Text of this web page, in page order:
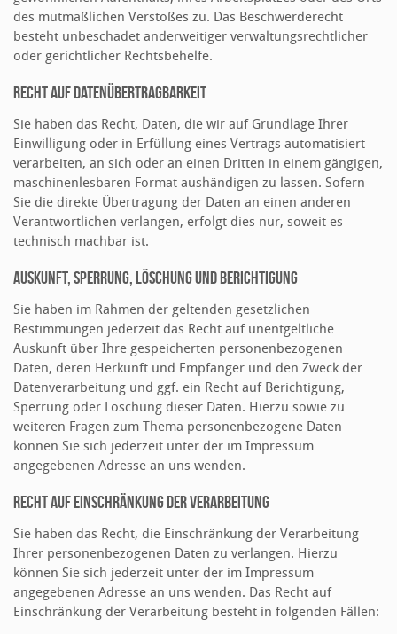
des mutmaßlichen Verstoßes zu. Das Beschwerderecht
besteht unbeschadet anderweitiger verwaltungsrechtlicher
oder gerichtlicher Rechtsbehelfe.
Recht auf Datenübertragbarkeit
Sie haben das Recht, Daten, die wir auf Grundlage Ihrer
Einwilligung oder in Erfüllung eines Vertrags automatisiert
verarbeiten, an sich oder an einen Dritten in einem gängigen,
maschinenlesbaren Format aushändigen zu lassen. Sofern
Sie die direkte Übertragung der Daten an einen anderen
Verantwortlichen verlangen, erfolgt dies nur, soweit es
technisch machbar ist.
Auskunft, Sperrung, Löschung und Berichtigung
Sie haben im Rahmen der geltenden gesetzlichen
Bestimmungen jederzeit das Recht auf unentgeltliche
Auskunft über Ihre gespeicherten personenbezogenen
Daten, deren Herkunft und Empfänger und den Zweck der
Datenverarbeitung und ggf. ein Recht auf Berichtigung,
Sperrung oder Löschung dieser Daten. Hierzu sowie zu
weiteren Fragen zum Thema personenbezogene Daten
können Sie sich jederzeit unter der im Impressum
angegebenen Adresse an uns wenden.
Recht auf Einschränkung der Verarbeitung
Sie haben das Recht, die Einschränkung der Verarbeitung
Ihrer personenbezogenen Daten zu verlangen. Hierzu
können Sie sich jederzeit unter der im Impressum
angegebenen Adresse an uns wenden. Das Recht auf
Einschränkung der Verarbeitung besteht in folgenden Fällen: